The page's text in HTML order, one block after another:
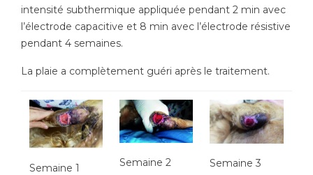
intensité subthermique appliquée pendant 2 min avec
l’électrode capacitive et 8 min avec l’électrode résistive
pendant 4 semaines.
La plaie a complètement guéri après le traitement.
Semaine 1 Semaine 2 Semaine 3